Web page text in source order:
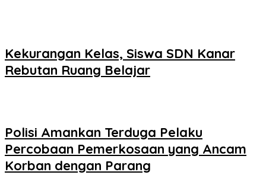
Kekurangan Kelas, Siswa SDN Kanar
Rebutan Ruang Belajar
Polisi Amankan Terduga Pelaku
Percobaan Pemerkosaan yang Ancam
Korban dengan Parang